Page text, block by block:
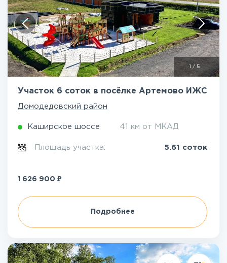
1 / 5
Участок 6 соток в посёлке Артемово ИЖС
Домодедовский район
Каширское шоссе 41 км от МКАД
Площадь участка: 5.61 соток
1 626 900 ₽
Подробнее